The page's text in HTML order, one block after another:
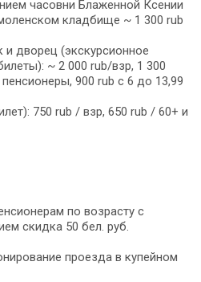
часовни Блаженной Ксении
кладбище ~ 1 300 rub
и дворец (экскурсионное
~ 2 000 rub/взр, 1 300
900 rub c 6 до 13,99
750 rub / взр, 650 rub / 60+ и
по возрасту c
скидка 50 бел. руб.
проезда в купейном